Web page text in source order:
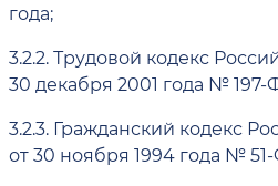
года;
3.2.2.Трудовой кодекс
30 декабря 2001 года № 197-
3.2.3. Гражданский кодекс
от 30 ноября 1994 года №